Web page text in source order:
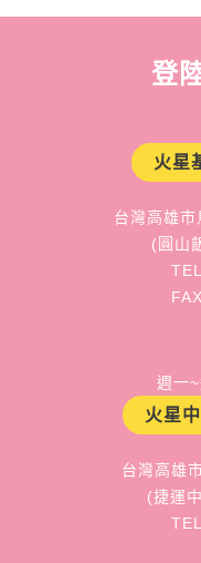
登
火星
台灣高雄
(圓山
週一
火星
台灣高雄
(捷運